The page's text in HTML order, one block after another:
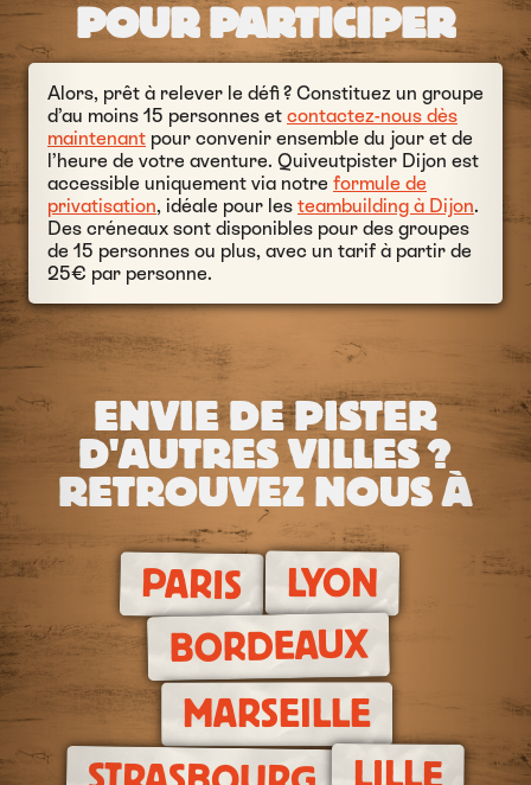
POUR PARTICIPER
Alors, prêt à relever le défi ? Constituez un groupe
d’au moins 15 personnes et contactez-nous dès
maintenant pour convenir ensemble du jour et de
l’heure de votre aventure. Quiveutpister Dijon est
accessible uniquement via notre formule de
privatisation, idéale pour les teambuilding à Dijon.
Des créneaux sont disponibles pour des groupes
de 15 personnes ou plus, avec un tarif à partir de
25€ par personne.
ENVIE DE PISTER
D'AUTRES VILLES ?
RETROUVEZ NOUS À
PARIS LYON
BORDEAUX
MARSEILLE